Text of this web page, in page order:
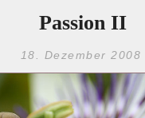
Passion II
18. Dezember 2008